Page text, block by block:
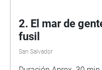
2. El mar de
fusil
San Salvador